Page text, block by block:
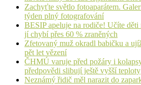
Zachyťte světlo fotoaparátem.
týden plný fotografování
BESIP apeluje na rodiče! Učíte
jí chybí přes 60 % zraněných
Zfetovaný muž okradl babičku a
pět let vězení
ČHMÚ varuje před požáry i
předpovědi slibují ještě vyšší teploty
Neznámý řidič měl narazit do